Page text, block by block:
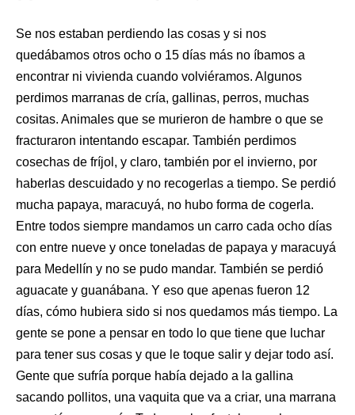
Se nos estaban perdiendo las cosas y si nos
quedábamos otros ocho o 15 días más no íbamos a
encontrar ni vivienda cuando volviéramos. Algunos
perdimos marranas de cría, gallinas, perros, muchas
cositas. Animales que se murieron de hambre o que se
fracturaron intentando escapar. También perdimos
cosechas de fríjol, y claro, también por el invierno, por
haberlas descuidado y no recogerlas a tiempo. Se perdió
mucha papaya, maracuyá, no hubo forma de cogerla.
Entre todos siempre mandamos un carro cada ocho días
con entre nueve y once toneladas de papaya y maracuyá
para Medellín y no se pudo mandar. También se perdió
aguacate y guanábana. Y eso que apenas fueron 12
días, cómo hubiera sido si nos quedamos más tiempo. La
gente se pone a pensar en todo lo que tiene que luchar
para tener sus cosas y que le toque salir y dejar todo así.
Gente que sufría porque había dejado a la gallina
sacando pollitos, una vaquita que va a criar, una marrana